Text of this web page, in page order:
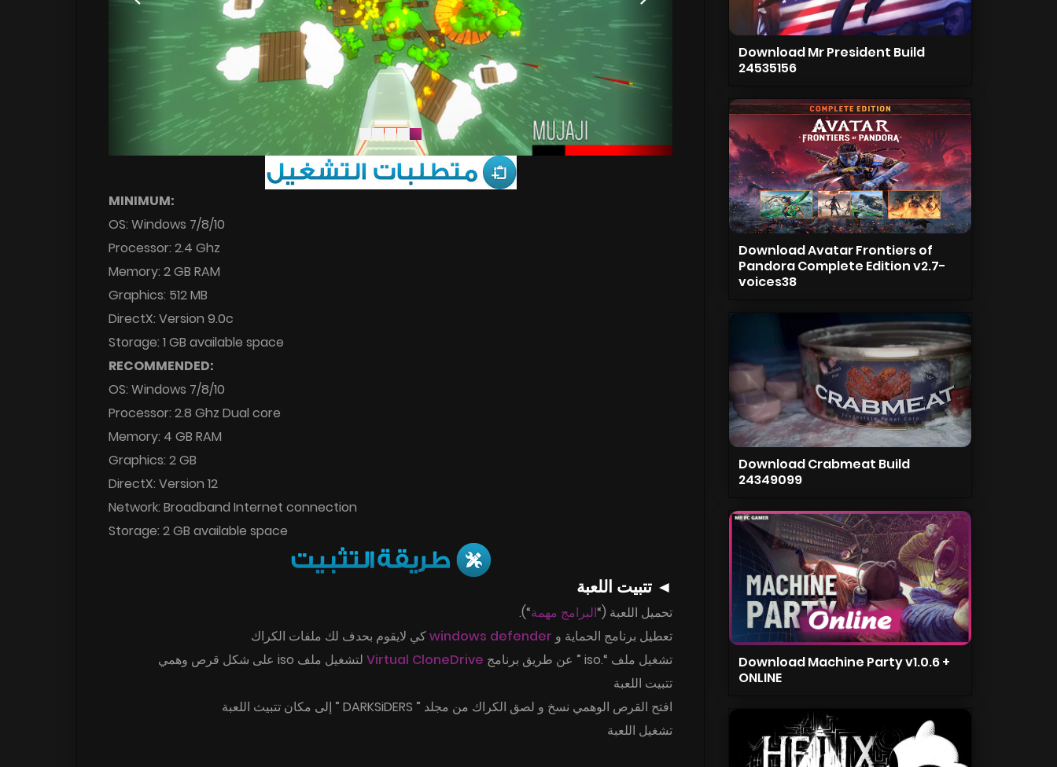
MINIMUM:
OS: Windows 7/8/10
Processor: 2.4 Ghz
Memory: 2 GB RAM
Graphics: 512 MB
DirectX: Version 9.0c
Storage: 1 GB available space
RECOMMENDED:
OS: Windows 7/8/10
Processor: 2.8 Ghz Dual core
Memory: 4 GB RAM
Graphics: 2 GB
DirectX: Version 12
Network: Broadband Internet connection
Storage: 2 GB available space
◄ تتبيت اللعبة
تحميل اللعبة (“البرامج مهمة“).
تعطيل برنامج الحماية و windows defenderكي لايقوم بحدف لك ملفات الكراك
تشغيل ملف “.iso ” عن طريق برنامج
Virtual CloneDrive لتشغيل ملف iso على شكل قرص وهمي
تتبيت اللعبة
افتح القرص الوهمي نسخ و لصق الكراك من مجلد ” DARKSiDERS ” إلى مكان تتبيث اللعبة
تشغيل اللعبة
Download Mr President Build
24535156
Download Avatar Frontiers of
Pandora Complete Edition v2.7-
voices38
Download Crabmeat Build
24349099
Download Machine Party v1.0.6 +
ONLINE